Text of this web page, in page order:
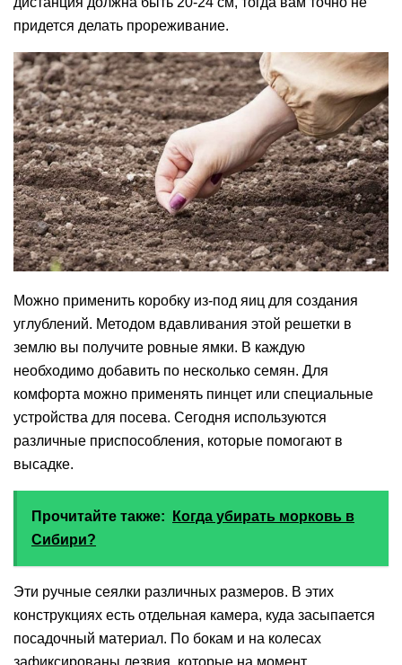
придется делать прореживание.
Можно применить коробку из-под яиц для создания
углублений. Методом вдавливания этой решетки в
землю вы получите ровные ямки. В каждую
необходимо добавить по несколько семян. Для
комфорта можно применять пинцет или специальные
устройства для посева. Сегодня используются
различные приспособления, которые помогают в
высадке.
Прочитайте также:
Когда убирать морковь в
Сибири?
Эти ручные сеялки различных размеров. В этих
конструкциях есть отдельная камера, куда засыпается
посадочный материал. По бокам и на колесах
зафиксированы лезвия, которые на момент